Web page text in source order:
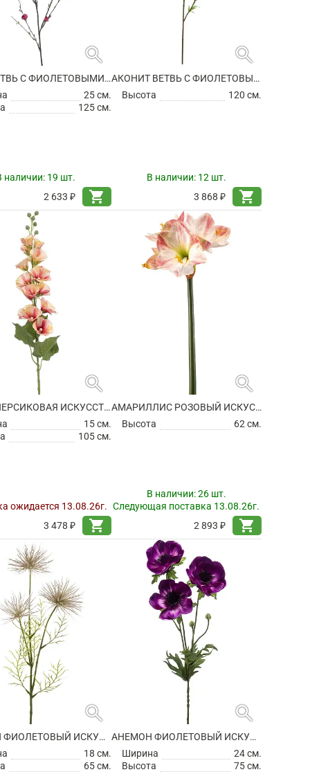
search
АЙВА ВЕТВЬ С ФИОЛЕТОВЫМИ ЦВЕТАМИ ИСКУССТВЕННАЯ
25 см.
125 см.
наличии: 19 шт.
2 633 ₽
shopping_cart
search
АКОНИТ ВЕТВЬ С ФИОЛЕТОВЫМИ ЦВЕТАМИ ИСКУССТВЕННЫЙ
Высота
120 см.
В наличии: 12 шт.
3 868 ₽
shopping_cart
search
АЛЦЕЯ ПЕРСИКОВАЯ ИСКУССТВЕННАЯ
15 см.
105 см.
ожидается 13.08.26г.
3 478 ₽
shopping_cart
search
АМАРИЛЛИС РОЗОВЫЙ ИСКУССТВЕННЫЙ
Высота
62 см.
В наличии:26 шт.
Следующая поставка 13.08.26г.
2 893 ₽
shopping_cart
search
АНЕМОН ФИОЛЕТОВЫЙ ИСКУССТВЕННЫЙ
18 см.
65 см.
search
АНЕМОН ФИОЛЕТОВЫЙ ИСКУССТВЕННЫЙ
Ширина
24 см.
Высота
75 см.